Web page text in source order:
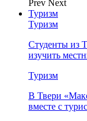
Prev Next
Туризм
Туризм
Студенты из
изучить
Туризм
В Твери
вместе с